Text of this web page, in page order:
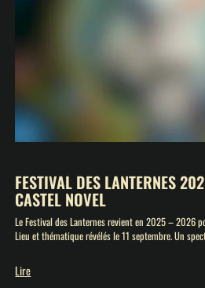
FESTIVAL DES LANTERNES
CASTEL NOVEL
Le Festival des Lanternes revient en 2025 – 2026
Lieu et thématique révélés le 11 septembre. Un
Lire